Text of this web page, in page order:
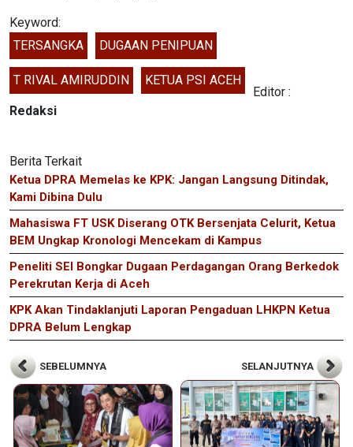
Keyword:
TERSANGKA
DUGAAN PENIPUAN
T RIVAL AMIRUDDIN KETUA PSI ACEH
Editor :
Redaksi
Berita Terkait
Ketua DPRA Memelas ke KPK: Jangan Langsung Ditindak,
Kami Dibina Dulu
Mahasiswa FT USK Diserang OTK Bersenjata Celurit, Ketua
BEM Ungkap Kronologi Mencekam di Kampus
Peneliti SEI Bongkar Dugaan Perdagangan Orang Berkedok
Perekrutan Kerja di Aceh
KPK Akan Tindaklanjuti Laporan Pengaduan LHKPN Ketua
DPRA Belum Lengkap
SEBELUMNYA SELANJUTNYA